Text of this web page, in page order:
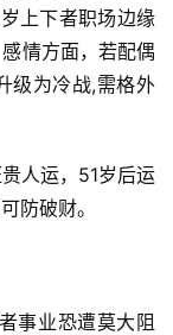
上下者职场边缘
情方面，若配偶
级为冷战,需格外
人运，51岁后运
防破财。
事业恐遭莫大阻